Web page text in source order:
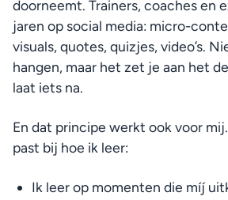
doorneemt. Trainers, coaches en
jaren op social media: micro-
visuals, quotes, quizjes, video’s.
hangen, maar het zet je aan het
laat iets na.
En dat principe werkt ook voor
past bij hoe ik leer:
Ik leer op momenten die míj